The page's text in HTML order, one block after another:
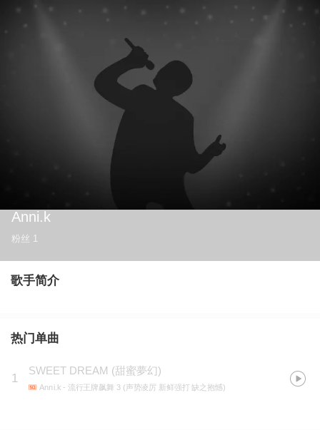
Anni.k
粉丝 1
歌手简介
热门单曲
1
SWEET DREAM (甜蜜夢幻)
Anni.k - 流行王牌飙舞 3 (声势凌厉 新鲜强打 缺之抱憾)